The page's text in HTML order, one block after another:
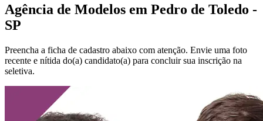
Agência de Modelos em Pedro de Toledo -
SP
Preencha a ficha de cadastro abaixo com atenção. Envie uma foto
recente e nítida do(a) candidato(a) para concluir sua inscrição na
seletiva.